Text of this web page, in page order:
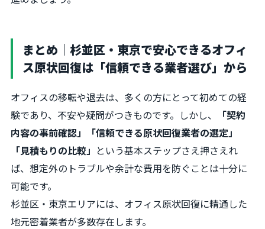
まとめ｜杉並区・東京で安心できるオフィ
ス原状回復は「信頼できる業者選び」から
オフィスの移転や退去は、多くの方にとって初めての経
験であり、不安や疑問がつきものです。しかし、
「契約
内容の事前確認」「信頼できる原状回復業者の選定」
「見積もりの比較」 という基本ステップさえ押さえれ
ば、想定外のトラブルや余計な費用を防ぐことは十分に
可能です。
杉並区・東京エリアには、オフィス原状回復に精通した
地元密着業者が多数存在します。